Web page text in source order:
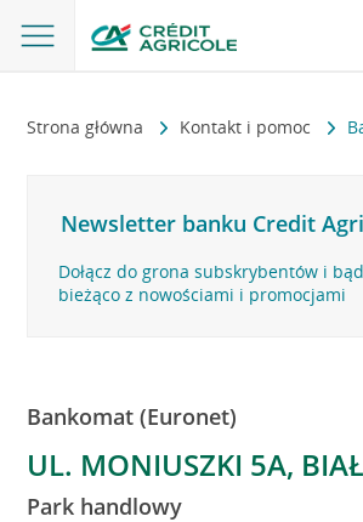
Strona główna Kontakt i pomoc
Newsletter banku Credit
Dołącz do grona subskrybentów i
bieżąco z nowościami i promocjami
Bankomat (Euronet)
UL. MONIUSZKI 5A,
Park handlowy